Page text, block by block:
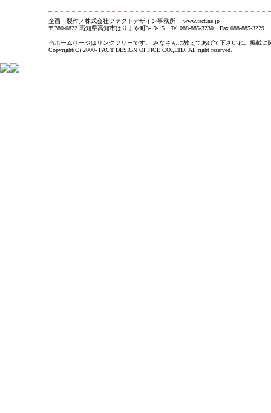
企画・製作／株式会社ファクトデザイン事務所 www.fact.ne.jp
〒780-0822 高知県高知市はりまや町3-19-15 Tel.088-885-3230 Fax.088-885-3229
当ホームページはリンクフリーです。 みなさんに教えてあげて下さいね。掲載
Copyright(C) 2000- FACT DESIGN OFFICE CO.,LTD. All right reserved.